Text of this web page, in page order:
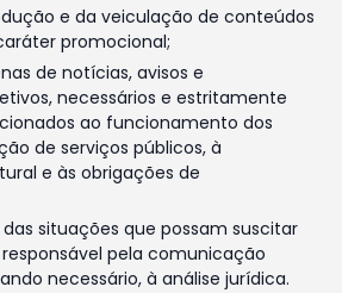
e da veiculação de conteúdos
promocional;
de notícias, avisos e
necessários e estritamente
ao funcionamento dos
de serviços públicos, à
e às obrigações de
situações que possam suscitar
pela comunicação
necessário, à análise jurídica.